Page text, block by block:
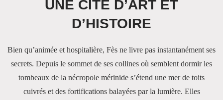
UNE CITÉ D’ART ET
D’HISTOIRE
Bien qu’animée et hospitalière, Fès ne livre pas instantanément ses
secrets. Depuis le sommet de ses collines où semblent dormir les
tombeaux de la nécropole mérinide s’étend une mer de toits
cuivrés et des fortifications balayées par la lumière. Elles